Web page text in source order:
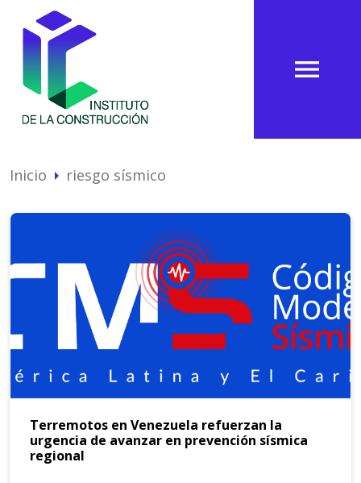
menu
Inicio arrow_right riesgo sísmico
Terremotos en Venezuela refuerzan la
urgencia de avanzar en prevención sísmica
regional